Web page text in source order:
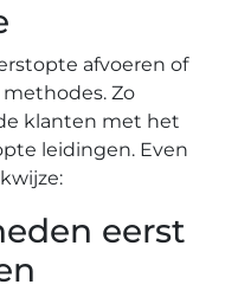
afvoeren of
Zo
klanten met het
leidingen. Even
eerst